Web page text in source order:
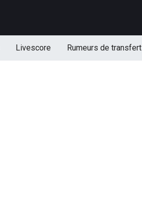
Livescore Rumeurs de transfert